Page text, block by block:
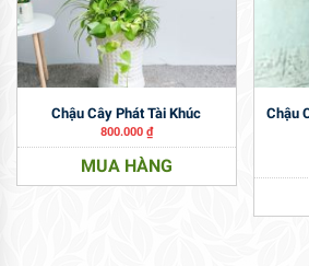
Chậu Cây Phát Tài Khúc
800.000 ₫
MUA HÀNG
Chậu